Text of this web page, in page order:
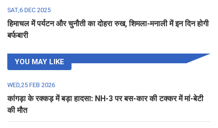
SAT,6 DEC 2025
हिमाचल में पर्यटन और चुनौती का दोहरा रुख, शिमला-मनाली में इन दिन होगी
बर्फबारी
YOU MAY LIKE
WED,25 FEB 2026
कांगड़ा के रक्कड़ में बड़ा हादसा: NH-3 पर बस-कार की टक्कर में मां-बेटी
की मौत